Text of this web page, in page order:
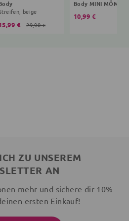
beige
€ 29,90 €
Body MINI MÖME
10,99 €
ZU UNSEREM
AN
mehr und sichere dir 10%
ersten Einkauf!